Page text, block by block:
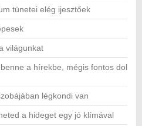
tünetei elég ijesztőek
világunkat
a hírekbe, mégis fontos dol
légkondi van
a hideget egy jó klímával